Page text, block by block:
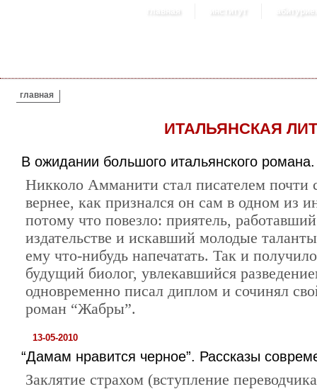
главная институт
ВЫ ЗДЕСЬ
главная
ИТАЛЬЯНСКАЯ
В ожидании большого итальянского
Никколо Амманити стал писателем почти
вернее, как признался он сам в одном из
потому что повезло: приятель,
издательстве и искавший молодые
ему что-нибудь напечатать. Так и
будущий биолог, увлекавшийся
одновременно писал диплом и сочинял
роман “Жабры”.
13-05-2010
“Дамам нравится черное”. Рассказы
Заклятие страхом (вступление